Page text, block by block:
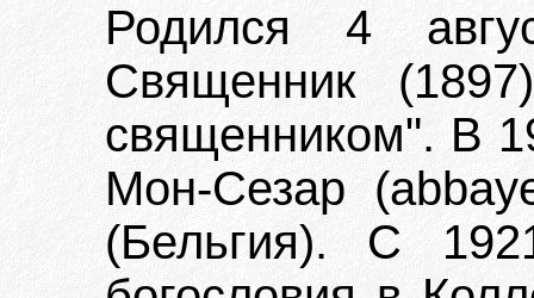
Родился 4
Священник
священником". В
Мон-Сезар
(Бельгия). С